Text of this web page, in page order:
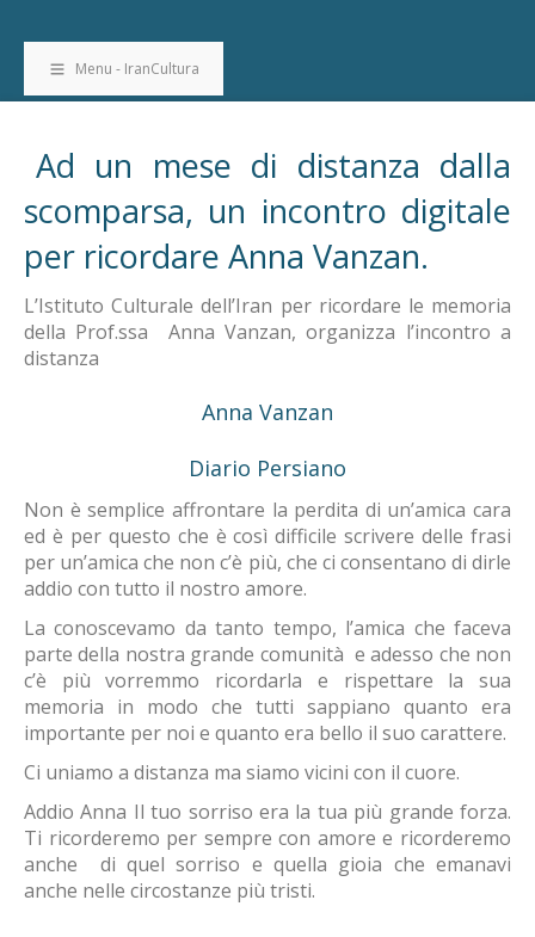
Menu - IranCultura
Ad un mese di distanza dalla
scomparsa, un incontro digitale
per ricordare Anna Vanzan.
L’Istituto Culturale dell’Iran per ricordare le memoria
della Prof.ssa Anna Vanzan, organizza l’incontro a
distanza
Anna Vanzan
Diario Persiano
Non è semplice affrontare la perdita di un’amica cara
ed è per questo che è così difficile scrivere delle frasi
per un’amica che non c’è più, che ci consentano di dirle
addio con tutto il nostro amore.
La conoscevamo da tanto tempo, l’amica che faceva
parte della nostra grande comunità e adesso che non
c’è più vorremmo ricordarla e rispettare la sua
memoria in modo che tutti sappiano quanto era
importante per noi e quanto era bello il suo carattere.
Ci uniamo a distanza ma siamo vicini con il cuore.
Addio Anna Il tuo sorriso era la tua più grande forza.
Ti ricorderemo per sempre con amore e ricorderemo
anche di quel sorriso e quella gioia che emanavi
anche nelle circostanze più tristi.